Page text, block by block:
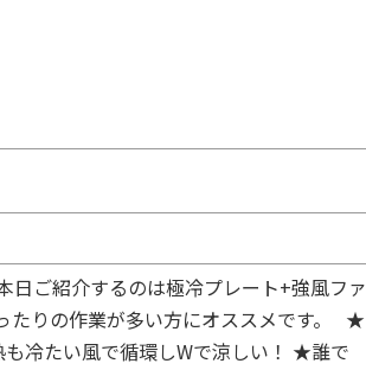
日ご紹介するのは極冷プレート+強風ファ
たりの作業が多い方にオススメです。 ★
冷たい風で循環しWで涼しい！ ★誰で